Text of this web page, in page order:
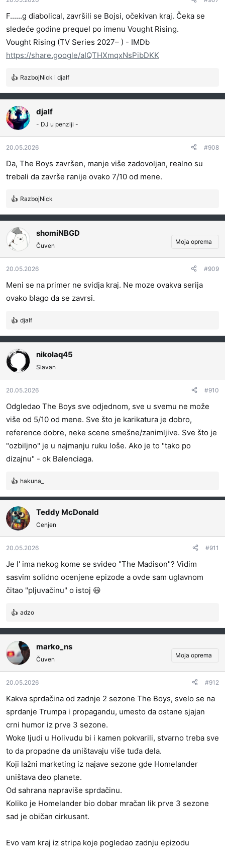
a
F......g diabolical, završili se Bojsi, očekivan kraj. Čeka se
sledeće godine prequel po imenu Vought Rising.
Vought Rising (TV Series 2027– ) - IMDb
https://share.google/aIQTHXmqxNsPibDKK
R
a
g
o
v
a
n
a
:
RazbojNick i djalf
djalf
- DJ u penziji -
20.05.2026 #908
Da, The Boys završen, manje više zadovoljan, realno su
trebali da završe ranije ovako 7/10 od mene.
R
a
g
o
v
a
n
a
:
RazbojNick
shomiNBGD
Čuven
Moja oprema
20.05.2026 #909
Meni se na primer ne svidja kraj. Ne moze ovakva serija
ovako blago da se zavrsi.
R
a
g
o
v
a
n
a
:
djalf
nikolaq45
Slavan
20.05.2026 #910
Odgledao The Boys sve odjednom, sve u svemu ne može
više od 5/10 od mene. Sve što je karikatura je dobro,
reference dobre, neke scene smešne/zanimljive. Sve što je
"ozbiljno" je u najmanju ruku loše. Ako je to "tako po
dizajnu" - ok Balenciaga.
R
g
o
n
j
:
hakuna_
Teddy McDonald
Cenjen
20.05.2026 #911
Je l' ima nekog kome se svideo "The Madison"? Vidim
sasvim solidno ocenjene epizode a ovde sam uglavnom
čitao "pljuvačinu" o istoj 😃
R
a
g
o
v
a
n
a
:
adzo
marko_ns
Čuven
Moja oprema
20.05.2026 #912
Kakva sprdačina od zadnje 2 sezone The Boys, svelo se na
sprdanje Trumpa i propagandu, umesto da ostane sjajan
crni humor iz prve 3 sezone.
Woke ljudi u Holivudu bi i kamen pokvarili, stvarno treba sve
to da propadne da uništavaju više tuđa dela.
Koji lažni marketing iz najave sezone gde Homelander
uništava deo planete.
Od sahrana napraviše sprdačinu.
Koliko je Homelander bio dobar mračan lik prve 3 sezone
sad je običan cirkusant.
Evo vam kraj iz stripa koje pogledao zadnju epizodu